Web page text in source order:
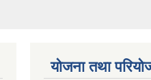
योजना तथा